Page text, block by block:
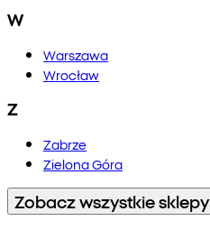
W
Warszawa
Wrocław
Z
Zabrze
Zielona Góra
Zobacz wszystkie sklepy